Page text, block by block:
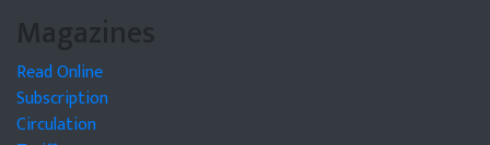
Magazines
Read Online
Subscription
Circulation